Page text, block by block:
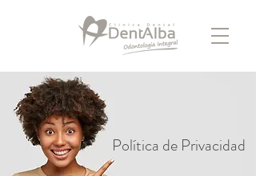
Política de Privacidad